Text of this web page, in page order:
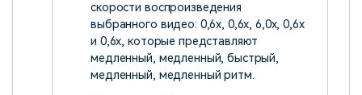
скорости воспроизведения
выбранного видео: 0,6x, 0,6x, 6,0x, 0,6x
и 0,6x, которые представляют
медленный, медленный, быстрый,
медленный, медленный ритм.